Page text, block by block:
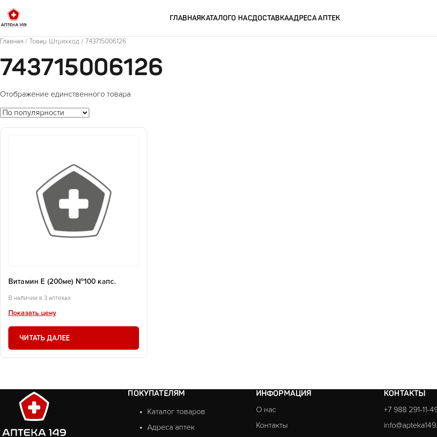
ГЛАВНАЯКАТАЛОГО НАСДОСТАВКААДРЕСА АПТЕК
Главная / Товар Штрихкод / 743715006126
743715006126
Отображение единственного товара
Витамин Е (200ме) №100 капс.
В наличии в 3 аптеках
Показать цену
ЧИТАТЬ ДАЛЕЕ
ПОКУПАТЕЛЯМ
Каталог товаров
Адреса аптек
ИНФОРМАЦИЯ
О нас
Контакты
КОНТАКТЫ
+7 988 291-11-